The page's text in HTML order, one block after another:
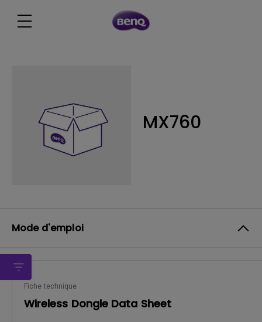
MX760
Mode d'emploi
Fiche technique
Wireless Dongle Data Sheet